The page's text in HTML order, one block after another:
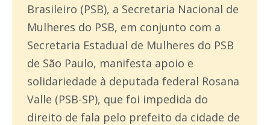
Brasileiro (PSB), a Secretaria Nacional de
Mulheres do PSB, em conjunto com a
Secretaria Estadual de Mulheres do PSB
de São Paulo, manifesta apoio e
solidariedade à deputada federal Rosana
Valle (PSB-SP), que foi impedida do
direito de fala pelo prefeito da cidade de